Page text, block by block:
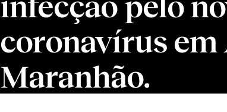
coronavírus em
Maranhão.